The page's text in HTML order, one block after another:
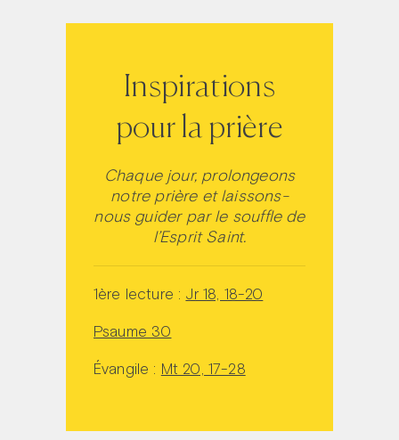
Inspirations
pour la prière
Chaque jour, prolongeons
notre prière et laissons-
nous guider par le souffle de
l’Esprit Saint.
1ère lecture : Jr 18, 18-20
Psaume 30
Évangile : Mt 20, 17-28